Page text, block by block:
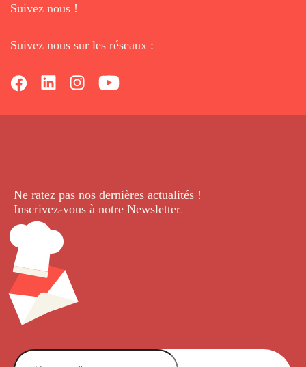
Suivez nous !
Suivez nous sur les réseaux :
Ne ratez pas nos dernières actualités !
Inscrivez-vous à notre Newsletter.